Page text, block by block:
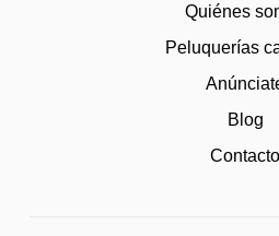
Quiénes
Peluquerías
Blog
Contacto